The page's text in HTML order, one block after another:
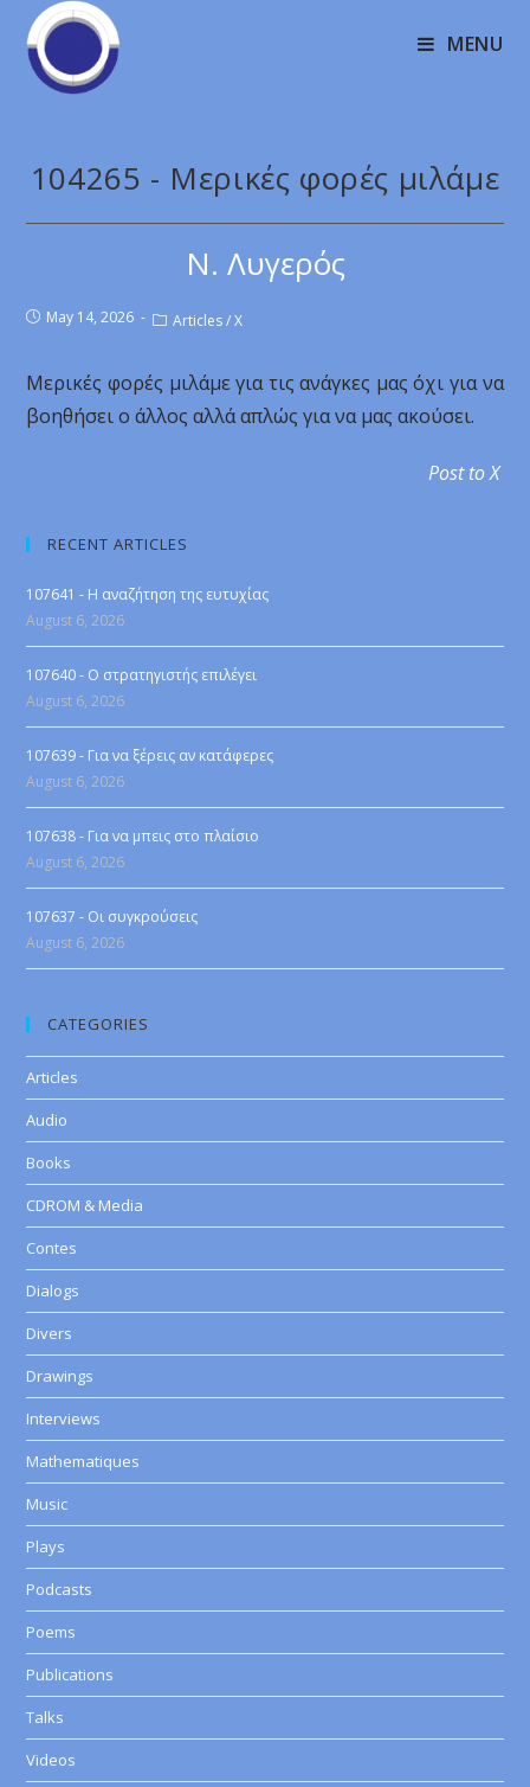
MENU
104265 - Μερικές φορές μιλάμε
Ν. Λυγερός
May 14, 2026 Articles / X
Μερικές φορές μιλάμε για τις ανάγκες μας όχι για να
βοηθήσει ο άλλος αλλά απλώς για να μας ακούσει.
Post to X
RECENT ARTICLES
107641 - Η αναζήτηση της ευτυχίας
August 6, 2026
107640 - Ο στρατηγιστής επιλέγει
August 6, 2026
107639 - Για να ξέρεις αν κατάφερες
August 6, 2026
107638 - Για να μπεις στο πλαίσιο
August 6, 2026
107637 - Οι συγκρούσεις
August 6, 2026
CATEGORIES
Articles
Audio
Books
CDROM & Media
Contes
Dialogs
Divers
Drawings
Interviews
Mathematiques
Music
Plays
Podcasts
Poems
Publications
Talks
Videos